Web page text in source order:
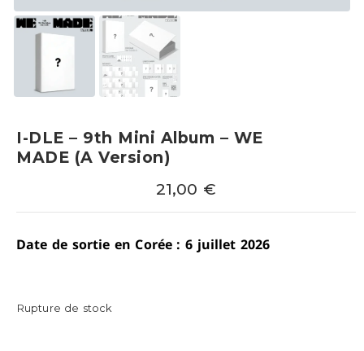
I-DLE – 9th Mini Album – WE
MADE (A Version)
21,00 €
Date de sortie en Corée : 6 juillet 2026
Rupture de stock